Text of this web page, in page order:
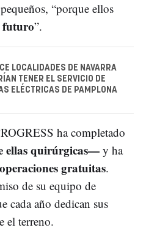
“porque ellos
futuro”.
LOCALIDADES DE NAVARRA
TENER EL SERVICIO DE
ELÉCTRICAS DE PAMPLONA
ha completado
ellas quirúrgicas— y ha
gratuitas.
de su equipo de
cada año dedican sus
el terreno.